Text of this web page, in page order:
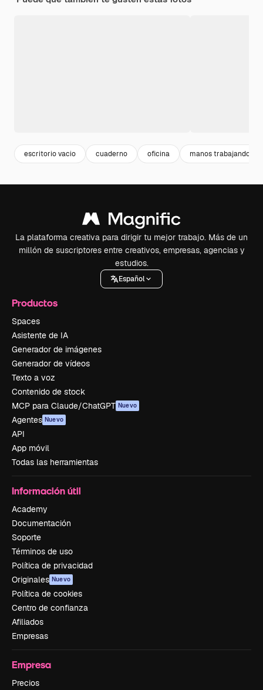
escritorio vacio cuaderno oficina manos trabajando
La plataforma creativa para dirigir tu mejor trabajo. Más de un
millón de suscriptores entre creativos, empresas, agencias y
estudios.
Español
Productos
Spaces
Asistente de IA
Generador de imágenes
Generador de vídeos
Texto a voz
Contenido de stock
MCP para Claude/ChatGPT Nuevo
Agentes Nuevo
API
App móvil
Todas las herramientas
Información útil
Academy
Documentación
Soporte
Términos de uso
Política de privacidad
Originales Nuevo
Política de cookies
Centro de confianza
Afiliados
Empresas
Empresa
Precios